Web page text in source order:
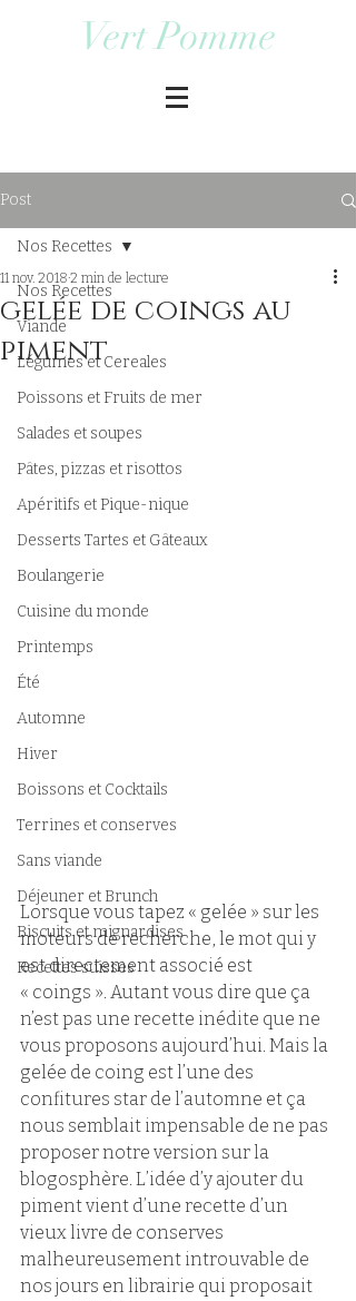
Vert Pomme
Post
Nos Recettes
Viande
Légumes et Cereales
Poissons et Fruits de mer
Salades et soupes
Pâtes, pizzas et risottos
Apéritifs et Pique-nique
Desserts Tartes et Gâteaux
Boulangerie
Cuisine du monde
Printemps
Été
Automne
Hiver
Boissons et Cocktails
Terrines et conserves
Sans viande
Déjeuner et Brunch
Biscuits et mignardises
Recettes suisses
Nos Recettes
gelée de coings au
piment
11 nov. 2018 2 min de lecture
Lorsque vous tapez « gelée » sur les
moteurs de recherche, le mot qui y
est directement associé est
« coings ». Autant vous dire que ça
n’est pas une recette inédite que ne
vous proposons aujourd’hui. Mais la
gelée de coing est l’une des
confitures star de l’automne et ça
nous semblait impensable de ne pas
proposer notre version sur la
blogosphère. L’idée d’y ajouter du
piment vient d’une recette d’un
vieux livre de conserves
malheureusement introuvable de
nos jours en librairie qui proposait